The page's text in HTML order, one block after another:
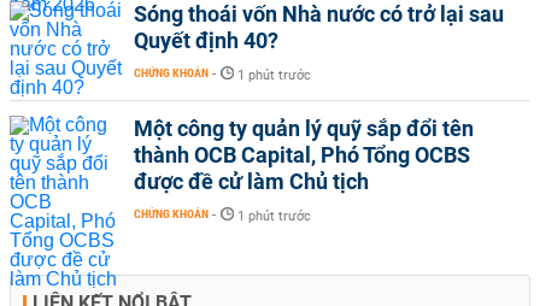
Sóng thoái vốn Nhà nước có trở lại sau
Quyết định 40?
CHỨNG KHOÁN - 1 phút trước
Một công ty quản lý quỹ sắp đổi tên
thành OCB Capital, Phó Tổng OCBS
được đề cử làm Chủ tịch
CHỨNG KHOÁN - 1 phút trước